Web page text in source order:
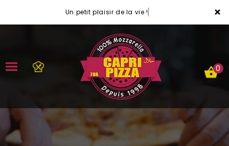
×
Un petit plaisir de la vie !
ACCUEIL
LA CARTE
0